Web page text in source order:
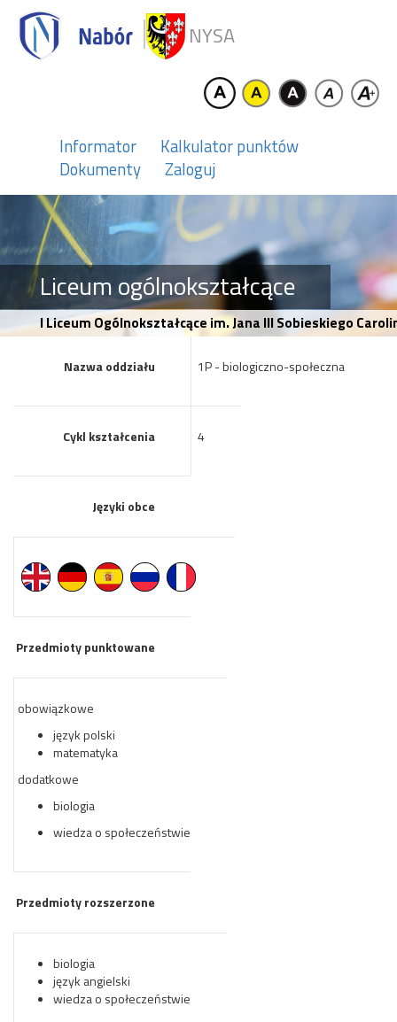
NYSA
Informator
Kalkulator punktów
Dokumenty
Zaloguj
Liceum ogólnokształcące
I Liceum Ogólnokształcące im. Jana III Sobieskiego
Nazwa oddziału 1P - biologiczno-społeczna
Cykl kształcenia 4
Języki obce
Przedmioty punktowane
obowiązkowe
język polski
matematyka
dodatkowe
biologia
wiedza o społeczeństwie
Przedmioty rozszerzone
biologia
język angielski
wiedza o społeczeństwie